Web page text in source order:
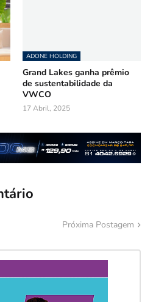
ADONE HOLDING
Grand Lakes ganha prêmio
de sustentabilidade da
VWCO
17 Abril, 2025
Próxima Postagem